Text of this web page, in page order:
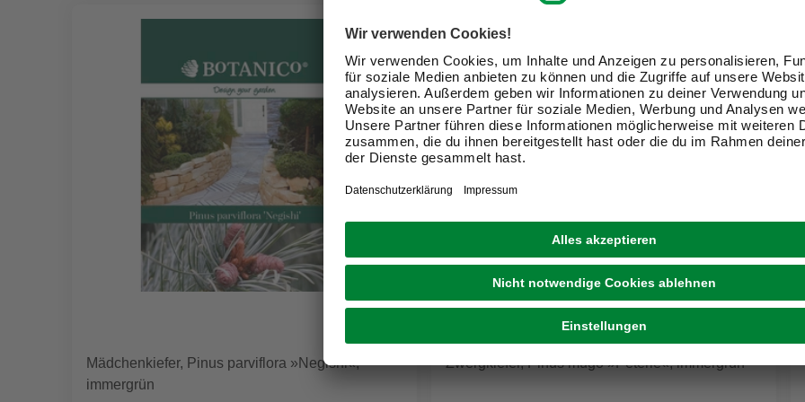
Mädchenkiefer, Pinus parviflora »Negishi«,
immergrün
BOTANICO
Zwergkiefer, Pinus mugo »Peterle«, immergrün